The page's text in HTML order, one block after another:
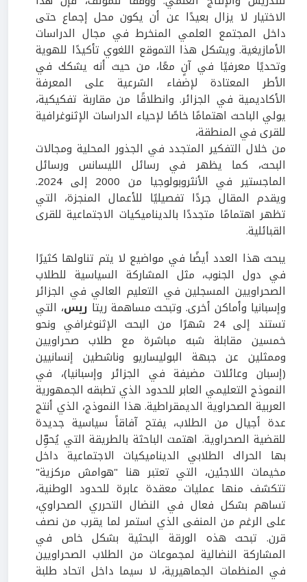
الاختيار لا يزال بعيدًا عن أن يكون محل إجماع حتى
داخل المجتمع العلمي المنخرط في مجال الدراسات
الأمازيغية. ويشكل هذا التموقع اللغوي تأكيدًا للهوية
وتحديًا معرفيًا في آنٍ معًا، من حيث أنه يشكك في
الأطر المعتادة لإضفاء الشرعية على المعرفة
الأكاديمية في الجزائر. وانطلاقًا من مقاربة تفكيكية،
يولي الباحث اهتمامًا خاصًا لإحياء الدراسات الإثنوغرافية
للقرى في المنطقة،
من خلال التفكير المتجدد في الجذور المحلية ومجالات
البحث، كما يظهر في رسائل الليسانس ورسائل
الماجستير في الأنثروبولوجيا من 2000 إلى 2024.
ويقدم المقال جردًا تفصيليًا للأعمال المنجزة، التي
تظهر اهتمامًا متجددًا بالديناميكيات الاجتماعية للقرى
القبائلية.
يبحث هذا العدد أيضًا في مواضيع لا يتم تناولها كثيرًا
في دول الجنوب، مثل المشاركة السياسية للطلاب
الصحراويين المسجلين في التعليم العالي في الجزائر
وإسبانيا وأماكن أخرى. وتبحث مساهمة ريتا ريس، التي
تستند إلى 24 شهرًا من البحث الإثنوغرافي ونحو
خمسين مقابلة شبه مباشرة مع طلاب صحراويين
وممثلين عن جبهة البوليساريو وناشطين إنسانيين
(إسبان وعائلات مضيفة في الجزائر وإسبانيا)، في
النموذج التعليمي العابر للحدود الذي تطبقه الجمهورية
العربية الصحراوية الديمقراطية. هذا النموذج، الذي أنتج
عدة أجيال من الطلاب، يفتح آفاقاً سياسية جديدة
للقضية الصحراوية. اهتمت الباحثة بالطريقة التي يُحوِّل
بها الحراك الطلابي الديناميكيات الاجتماعية داخل
مخيمات اللاجئين، التي تعتبر هنا "هوامش مركزية"
تتكشف منها عمليات معقدة عابرة للحدود الوطنية،
تساهم بشكل فعال في النضال التحرري الصحراوي،
على الرغم من المنفى الذي استمر لما يقرب من نصف
قرن. تبحث هذه الورقة البحثية بشكل خاص في
المشاركة النضالية لمجموعات من الطلاب الصحراويين
في المنظمات الجماهيرية، لا سيما داخل اتحاد طلبة